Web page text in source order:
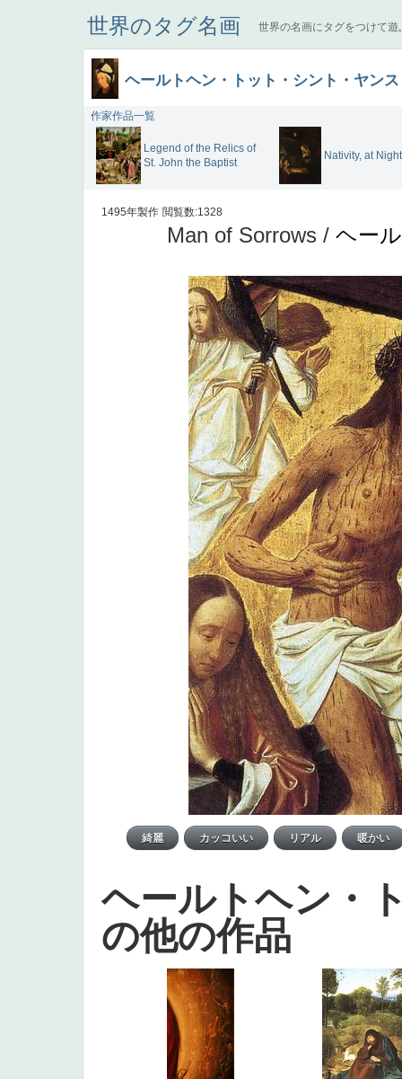
世界のタグ名画 世界の名画にタグをつけて遊
ヘールトヘン・トット・シント・ヤンス
作家作品一覧
Legend of the Relics of
St. John the Baptist
Nativity, at Night
1495年製作 閲覧数:1328
Man of Sorrows / ヘー
ヘールトヘン・
の他の作品